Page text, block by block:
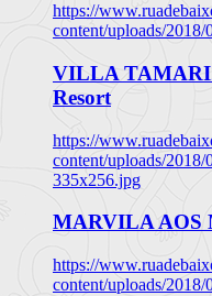
https://
content/uploads/
VILLA
Resort
https://
content/uploads/
335x256.jpg
MARVILA AOS
https://
content/uploads/2018/